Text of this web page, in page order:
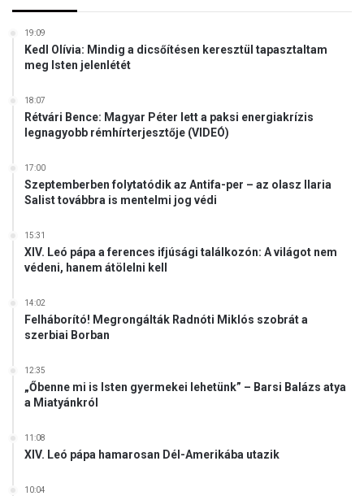
19:09
Kedl Olívia: Mindig a dicsőítésen keresztül tapasztaltam
meg Isten jelenlétét
18:07
Rétvári Bence: Magyar Péter lett a paksi energiakrízis
legnagyobb rémhírterjesztője (VIDEÓ)
17:00
Szeptemberben folytatódik az Antifa-per – az olasz Ilaria
Salist továbbra is mentelmi jog védi
15:31
XIV. Leó pápa a ferences ifjúsági találkozón: A világot nem
védeni, hanem átölelni kell
14:02
Felháborító! Megrongálták Radnóti Miklós szobrát a
szerbiai Borban
12:35
„Őbenne mi is Isten gyermekei lehetünk” – Barsi Balázs atya
a Miatyánkról
11:08
XIV. Leó pápa hamarosan Dél-Amerikába utazik
10:04